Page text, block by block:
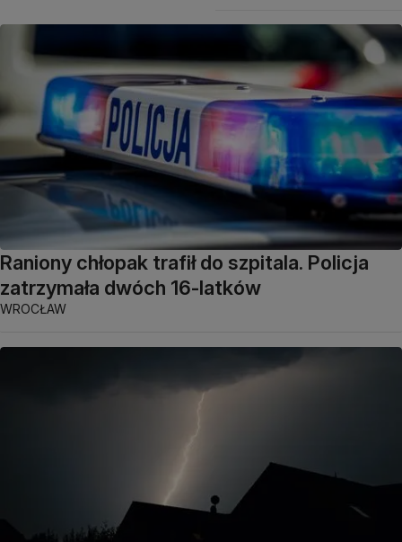
Raniony chłopak trafił do szpitala. Policja
zatrzymała dwóch 16-latków
WROCŁAW